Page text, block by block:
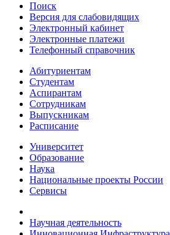
Поиск
Версия для слабовидящих
Электронный кабинет
Электронные платежи
Телефонный справочник
Абитуриентам
Студентам
Аспирантам
Сотрудникам
Выпускникам
Расписание
Университет
Образование
Наука
Национальные проекты России
Сервисы
Научная деятельность